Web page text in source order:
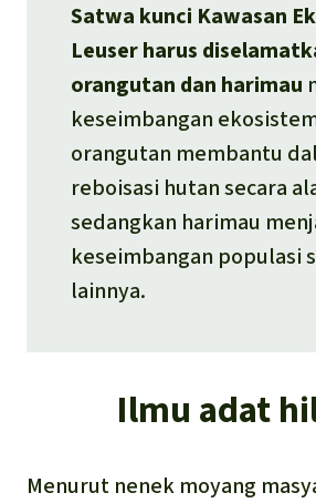
Satwa kunci Kawasan
Leuser harus
orangutan dan harimau
keseimbangan
orangutan membantu
reboisasi hutan secara
sedangkan harimau
keseimbangan populasi
lainnya.
Ilmu adat
Menurut nenek moyang